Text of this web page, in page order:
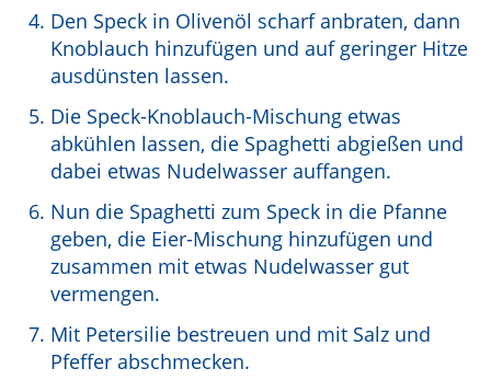
Den Speck in Olivenöl scharf anbraten, dann
Knoblauch hinzufügen und auf geringer Hitze
ausdünsten lassen.
Die Speck-Knoblauch-Mischung etwas
abkühlen lassen, die Spaghetti abgießen und
dabei etwas Nudelwasser auffangen.
Nun die Spaghetti zum Speck in die Pfanne
geben, die Eier-Mischung hinzufügen und
zusammen mit etwas Nudelwasser gut
vermengen.
Mit Petersilie bestreuen und mit Salz und
Pfeffer abschmecken.